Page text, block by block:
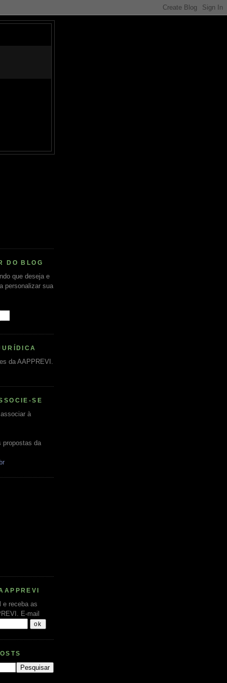
DO BLOG
que deseja e
personalizar sua
da AAPPREVI.
SE
à
propostas da
e receba as
E-mail